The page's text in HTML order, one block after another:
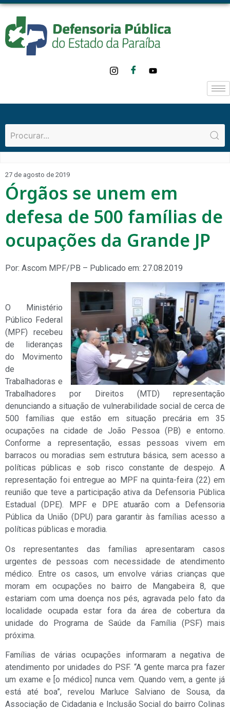
27 de agosto de 2019
Órgãos se unem em
defesa de 500 famílias de
ocupações da Grande JP
Por: Ascom MPF/PB – Publicado em: 27.08.2019
O Ministério
Público Federal
(MPF) recebeu
de lideranças
do Movimento
de
Trabalhadoras e
Trabalhadores por Direitos (MTD) representação
denunciando a situação de vulnerabilidade social de cerca de
500 famílias que estão em situação precária em 35
ocupações na cidade de João Pessoa (PB) e entorno.
Conforme a representação, essas pessoas vivem em
barracos ou moradias sem estrutura básica, sem acesso a
políticas públicas e sob risco constante de despejo. A
representação foi entregue ao MPF na quinta-feira (22) em
reunião que teve a participação ativa da Defensoria Pública
Estadual (DPE). MPF e DPE atuarão com a Defensoria
Pública da União (DPU) para garantir às famílias acesso a
políticas públicas e moradia.
Os representantes das famílias apresentaram casos
urgentes de pessoas com necessidade de atendimento
médico. Entre os casos, um envolve várias crianças que
moram em ocupações no bairro de Mangabeira 8, que
estariam com uma doença nos pés, agravada pelo fato da
localidade ocupada estar fora da área de cobertura da
unidade do Programa de Saúde da Família (PSF) mais
próxima.
Famílias de várias ocupações informaram a negativa de
atendimento por unidades do PSF. “A gente marca pra fazer
um exame e [o médico] nunca vem. Quando vem, a gente já
está até boa”, revelou Marluce Salviano de Sousa, da
Associação de Cidadania e Inclusão Social do bairro Colinas